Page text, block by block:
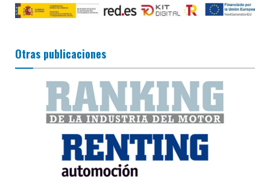
Otras publicaciones